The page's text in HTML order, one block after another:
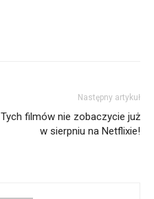
Następny artykuł
Tych filmów nie zobaczycie już
w sierpniu na Netflixie!